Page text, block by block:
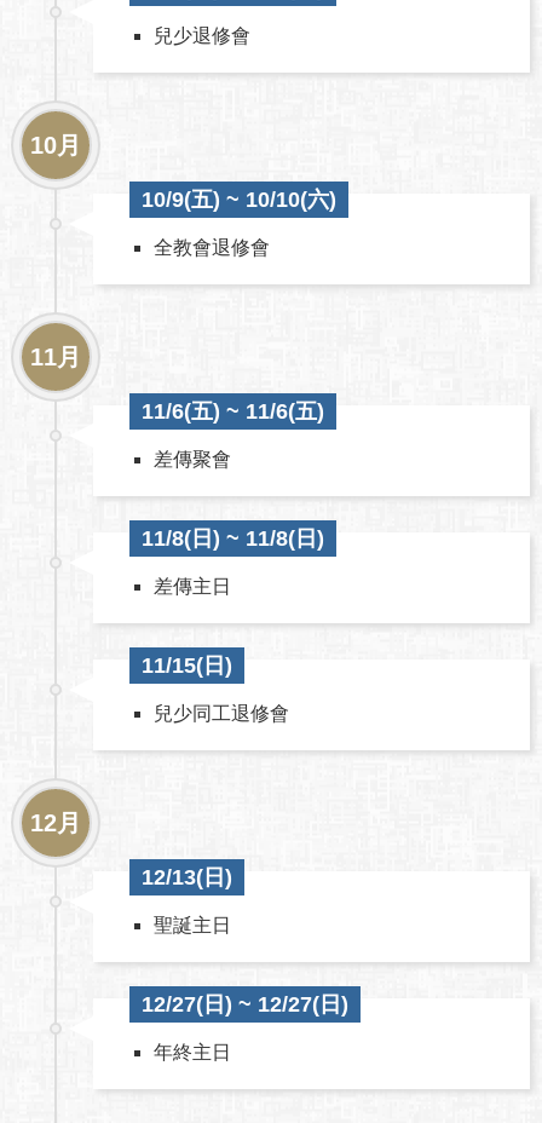
兒少退修會
10月
10/9(五) ~ 10/10(六)
全教會退修會
11月
11/6(五) ~ 11/6(五)
差傳聚會
11/8(日) ~ 11/8(日)
差傳主日
11/15(日)
兒少同工退修會
12月
12/13(日)
聖誕主日
12/27(日) ~ 12/27(日)
年終主日